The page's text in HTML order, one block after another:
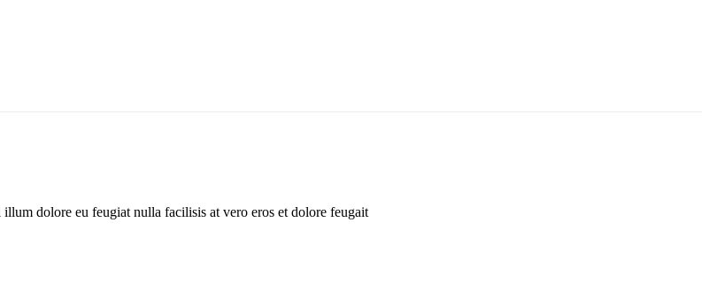
dolore eu feugiat nulla facilisis at vero eros et dolore feugait